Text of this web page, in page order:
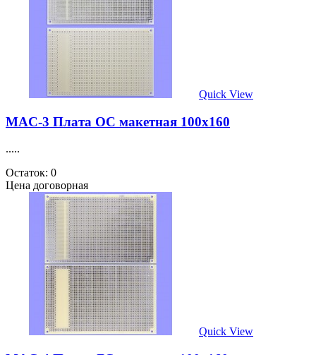
Quick View
MAC-3 Плата ОС макетная 100х160
.....
Остаток: 0
Цена договорная
Quick View